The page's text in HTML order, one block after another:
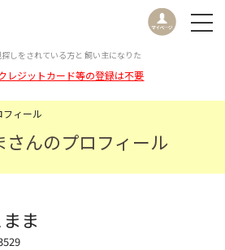
しをされている方と 飼い主になりた
レジットカード等の登録は不要
ィール
さんのプロフィール
ま